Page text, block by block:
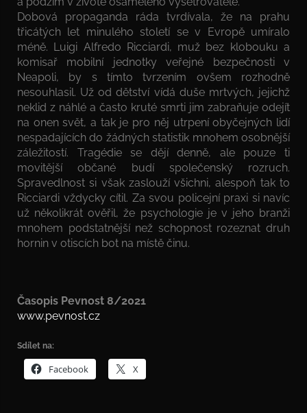
Dobová propaganda ráda tvrdívala, že na prahu
třicátých let minulého století se v Evropě umíralo
méně. Luigi Alfredo Ricciardi, muž bez klobouku a
komisař mobilní jednotky veřejné bezpečnosti v
Neapoli, by s tímto tvrzením ovšem rozhodně
nesouhlasil. Už od dětství vídá duše mrtvých, jejichž
neklid z náhlé a často kruté smrti jim zabraňuje odejít
na onen svět, a tak je pro něj utrpení obyčejných lidí
nespadajících do žádných statistik mnohem osobnější
záležitostí. Tragédie se dějí denně, ale pouze ti
movitější občané budí společenský rozruch.
Spravedlnost si však zaslouží všichni, alespoň tak to
Ricciardi vždycky cítil. Za svou policejní praxi si navíc
už několikrát ověřil, že psychologie je v jeho branži
mnohem podstatnější než schopnost rozeznat druh
hornin v otiscích bot na místě činu.
Časopis Pevnost 8/2021
www.pevnost.cz
Sdílet na:
Facebook X